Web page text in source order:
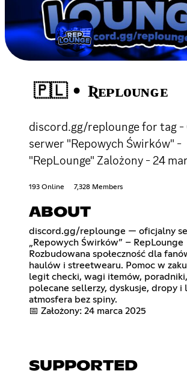
🇵🇱 • Ʀᴇᴘʟᴏᴜɴɢᴇ
discord.gg/replounge for tag -
serwer "Repowych Świrków" -
"RepLounge" Zalożony - 24
193 Online 7,328 Members
ABOUT
discord.gg/replounge — oficjalny
„Repowych Świrków” – RepLounge
Rozbudowana społeczność dla
haulów i streetwearu. Pomoc w
legit checki, wagi itemów,
polecane sellerzy, dyskusje, dropy i
atmosfera bez spiny.
📅 Założony: 24 marca 2025
SUPPORTED